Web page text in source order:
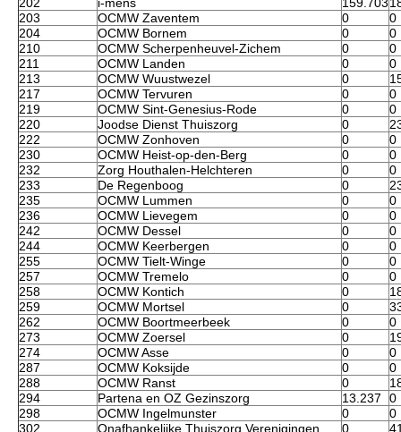
203
OCMW Zaventem 0
0
204
OCMW Bornem 0
0
210
OCMW Scherpenheuvel-Zichem 0
0
211
OCMW Landen 0
0
213
OCMW Wuustwezel 0
217
OCMW Tervuren 0
0
219
OCMW Sint-Genesius-Rode 0
0
220
Joodse Dienst Thuiszorg 0
222
OCMW Zonhoven 0
0
230
OCMW Heist-op-den-Berg 0
0
232
Zorg Houthalen-Helchteren 0
0
233
De Regenboog 0
235
OCMW Lummen 0
0
236
OCMW Lievegem 0
0
242
OCMW Dessel 0
0
244
OCMW Keerbergen 0
0
255
OCMW Tielt-Winge 0
0
257
OCMW Tremelo 0
0
258
OCMW Kontich 0
259
OCMW Mortsel 0
262
OCMW Boortmeerbeek 0
0
273
OCMW Zoersel 0
274
OCMW Asse 0
0
287
OCMW Koksijde 0
0
288
OCMW Ranst 0
294
Partena en OZ Gezinszorg 13.237
0
298
OCMW Ingelmunster 0
0
302
Onafhankelijke Thuiszorg Verenigingen 0